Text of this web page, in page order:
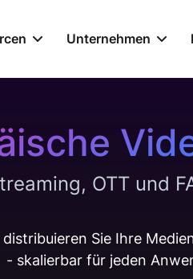
Unternehmen
OTT und
Sie Ihre
- skalierbar für jeden